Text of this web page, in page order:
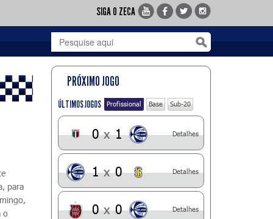
SIGA O ZECA
para
o
PRÓXIMO JOGO
ÚLTIMOS JOGOS Profissional Base Sub-20
0 x 1 Detalhes
1 x 0 Detalhes
0 x 0 Detalhes